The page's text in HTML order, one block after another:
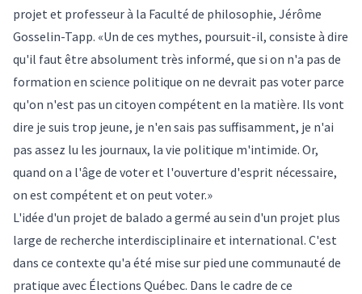
projet et professeur à la Faculté de philosophie, Jérôme
Gosselin-Tapp. «Un de ces mythes, poursuit-il, consiste à dire
qu'il faut être absolument très informé, que si on n'a pas de
formation en science politique on ne devrait pas voter parce
qu'on n'est pas un citoyen compétent en la matière. Ils vont
dire je suis trop jeune, je n'en sais pas suffisamment, je n'ai
pas assez lu les journaux, la vie politique m'intimide. Or,
quand on a l'âge de voter et l'ouverture d'esprit nécessaire,
on est compétent et on peut voter.»
L'idée d'un projet de balado a germé au sein d'un projet plus
large de recherche interdisciplinaire et international. C'est
dans ce contexte qu'a été mise sur pied une communauté de
pratique avec Élections Québec. Dans le cadre de ce